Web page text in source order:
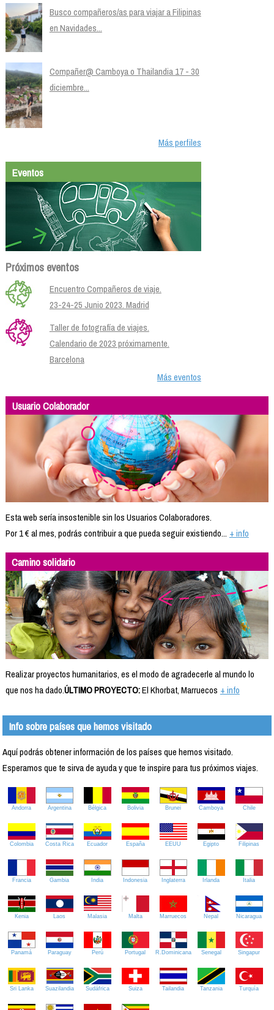
Busco compañeros/as para viajar a Filipinas
en Navidades...
Compañer@ Camboya o Thailandia 17 - 30
diciembre...
Más perfiles
Eventos
Próximos eventos
Encuentro Compañeros de viaje.
23-24-25 Junio 2023. Madrid
Taller de fotografía de viajes.
Calendario de 2023 próximamente.
Barcelona
Más eventos
Usuario Colaborador
Esta web sería insostenible sin los Usuarios Colaboradores.
Por 1 € al mes, podrás contribuir a que pueda seguir existiendo... + info
Camino solidario
Realizar proyectos humanitarios, es el modo de agradecerle al mundo lo
que nos ha dado.ÚLTIMO PROYECTO:El Khorbat, Marruecos + info
Info sobre países que hemos visitado
Aquí podrás obtener información de los países que hemos visitado.
Esperamos que te sirva de ayuda y que te inspire para tus próximos viajes.
Andorra Argentina Bélgica Bolivia Brunei Camboya Chile
Colombia Costa Rica Ecuador España EEUU Egipto Filipinas
Francia Gambia India Indonesia Inglaterra Irlanda Italia
Kenia Laos Malasia Malta Marruecos Nepal Nicaragua
Panamá Paraguay Perú Portugal R.Dominicana Senegal Singapur
Sri Lanka Suazilandia Sudáfrica Suiza Tailandia Tanzania Turquía